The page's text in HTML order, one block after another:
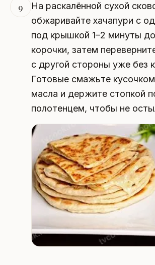
9
На раскалённой сухой
обжаривайте хачапури с
под крышкой 1–2 минуты
корочки, затем
с другой стороны уже без
Готовые смажьте
масла и держите стопкой
полотенцем, чтобы не